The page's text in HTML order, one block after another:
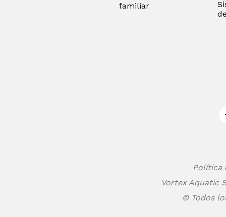
familiar
Política
Vortex Aquatic
© Todos